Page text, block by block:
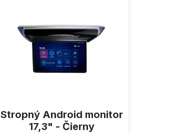
Stropný Android monitor
17,3" - Čierny